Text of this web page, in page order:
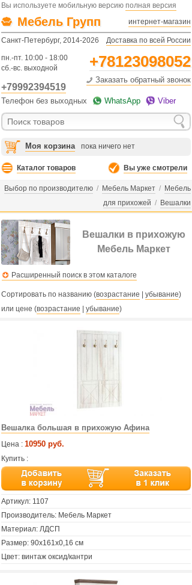
Вы используете мобильную версию полная версия
Мебель Групп интернет-магазин
Санкт-Петербург, 2014-2026 Доставка по всей России
пн.-пт. 10:00 - 18:00
сб.-вс. выходной
+78123098052
+79992394519
Заказать обратный звонок
Телефон без выходных WhatsApp Viber
Моя корзина пока ничего нет
Каталог товаров Вы уже смотрели
Выбор по производителю / Мебель Маркет / Мебель
для прихожей / Вешалки
Вешалки в прихожую
Мебель Маркет
Расширенный поиск в этом каталоге
Сортировать по названию (возрастание убывание)
или цене (возрастание убывание)
Вешалка большая в прихожую Афина
Цена : 10950 руб.
Купить :
Артикул: 1107
Производитель: Мебель Маркет
Материал: ЛДСП
Размер: 90х161х0,16 см
Цвет: винтаж оксид/кантри